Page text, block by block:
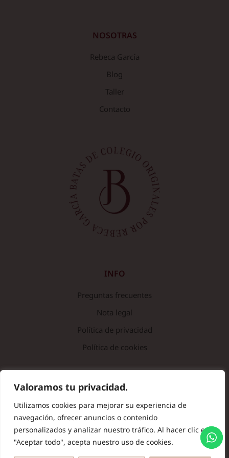
Valoramos tu privacidad.
Utilizamos cookies para mejorar su experiencia de
navegación, ofrecer anuncios o contenido
personalizados y analizar nuestro tráfico. Al hacer clic en
"Aceptar todo", acepta nuestro uso de cookies.
NOSOTRAS
Rebeca García
Blog
Taller
Contacto
INFO
Preguntas frecuentes
Nota legal
Política de privacidad
Política de cookies
© Copyright 2024 Batas de Colegio Originales. Todos los
derechos reservados.